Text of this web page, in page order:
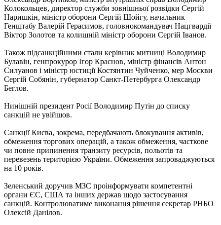
Колокольцев, директор служби зовнішньої розвідки Сергій
Наришкін, міністр оборони Сергій Шойгу, начальник
Генштабу Валерій Герасимов, головнокомандувач Нацгвардії
Віктор Золотов та колишній міністр оборони Сергій Іванов.
Також підсанкційними стали керівник митниці Володимир
Булавін, генпрокурор Ігор Краснов, міністр фінансів Антон
Силуанов і міністр юстиції Костянтин Чуйченко, мер Москви
Сергій Собянін, губернатор Санкт-Петербурга Олександр
Беглов.
Нинішній президент Росії Володимир Путін до списку
санкцій не увійшов.
Санкції Києва, зокрема, передбачають блокування активів,
обмеження торгових операцій, а також обмеження, часткове
чи повне припинення транзиту ресурсів, польотів та
перевезень територією України. Обмеження запроваджуються
на 10 років.
Зеленський доручив МЗС проінформувати компетентні
органи ЄС, США та інших держав щодо застосування
санкцій. Контролюватиме виконання рішення секретар РНБО
Олексій Данілов.